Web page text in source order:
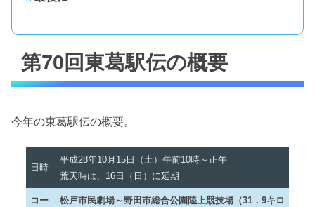
第70回東葛駅伝の概要
今年の東葛駅伝の概要。
日時
平成28年10月15日（土）午前10時～正午
荒天時は、16日（日）に延期
コー
松戸市民劇場～野田市総合公園陸上競技場（31．9キロ